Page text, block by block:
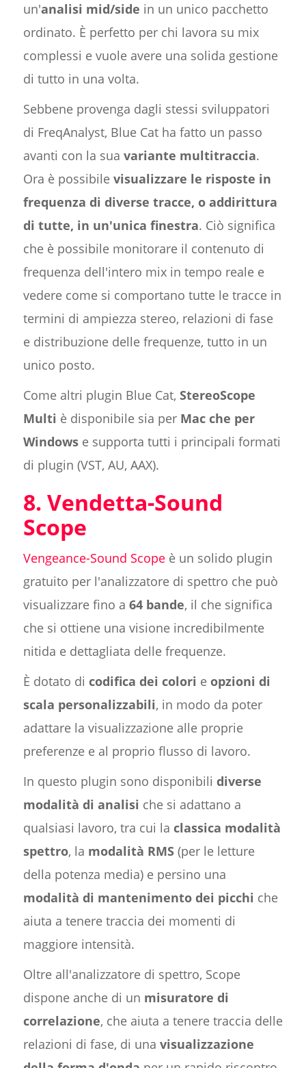
un'analisi mid/side in un unico pacchetto
ordinato. È perfetto per chi lavora su mix
complessi e vuole avere una solida gestione
di tutto in una volta.
Sebbene provenga dagli stessi sviluppatori
di FreqAnalyst, Blue Cat ha fatto un passo
avanti con la sua variante multitraccia.
Ora è possibile visualizzare le risposte in
frequenza di diverse tracce, o addirittura
di tutte, in un'unica finestra. Ciò significa
che è possibile monitorare il contenuto di
frequenza dell'intero mix in tempo reale e
vedere come si comportano tutte le tracce in
termini di ampiezza stereo, relazioni di fase
e distribuzione delle frequenze, tutto in un
unico posto.
Come altri plugin Blue Cat, StereoScope
Multi è disponibile sia per Mac che per
Windowse supporta tutti i principali formati
di plugin (VST, AU, AAX).
8. Vendetta-Sound
Scope
Vengeance-Sound Scopeè un solido plugin
gratuito per l'analizzatore di spettro che può
visualizzare fino a 64 bande, il che significa
che si ottiene una visione incredibilmente
nitida e dettagliata delle frequenze.
È dotato di codifica dei colori e opzioni di
scala personalizzabili, in modo da poter
adattare la visualizzazione alle proprie
preferenze e al proprio flusso di lavoro.
In questo plugin sono disponibili diverse
modalità di analisi che si adattano a
qualsiasi lavoro, tra cui la classica modalità
spettro, la modalità RMS(per le letture
della potenza media) e persino una
modalità di mantenimento dei picchi che
aiuta a tenere traccia dei momenti di
maggiore intensità.
Oltre all'analizzatore di spettro, Scope
dispone anche di un misuratore di
correlazione, che aiuta a tenere traccia delle
relazioni di fase, di una visualizzazione